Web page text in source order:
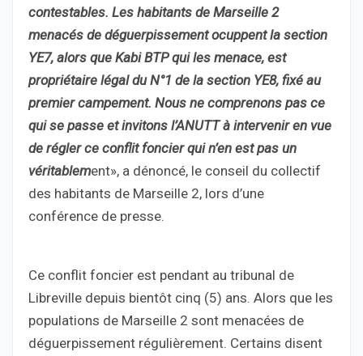
contestables. Les habitants de Marseille 2
menacés de déguerpissement ocuppent la section
YE7, alors que Kabi BTP qui les menace, est
propriétaire légal du N°1 de la section YE8, fixé au
premier campement. Nous ne comprenons pas ce
qui se passe et invitons l’ANUTT à intervenir en vue
de régler ce conflit foncier qui n’en est pas un
véritablement», a dénoncé, le conseil du collectif
des habitants de Marseille 2, lors d’une
conférence de presse.
Ce conflit foncier est pendant au tribunal de
Libreville depuis bientôt cinq (5) ans. Alors que les
populations de Marseille 2 sont menacées de
déguerpissement régulièrement. Certains disent